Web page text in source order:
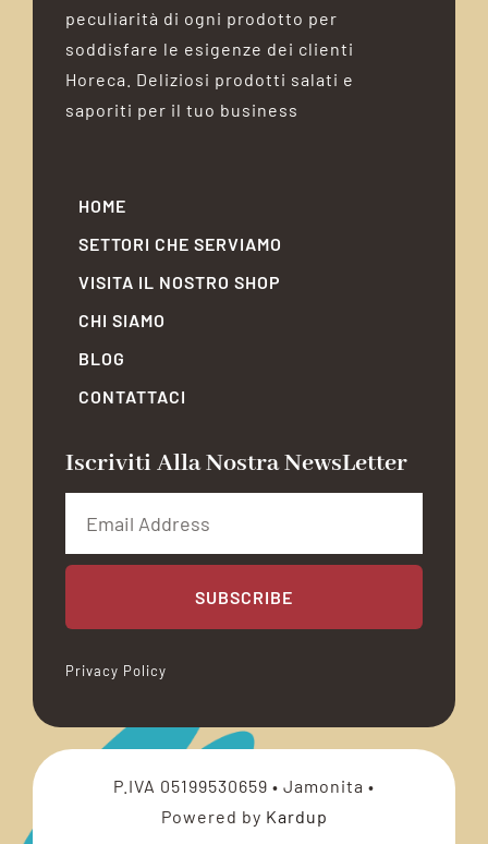
peculiarità di ogni prodotto per
soddisfare le esigenze dei clienti
Horeca. Deliziosi prodotti salati e
saporiti per il tuo business
HOME
SETTORI CHE SERVIAMO
VISITA IL NOSTRO SHOP
CHI SIAMO
BLOG
CONTATTACI
Iscriviti Alla Nostra NewsLetter
SUBSCRIBE
Privacy Policy
P.IVA 05199530659 • Jamonita •
Powered by Kardup